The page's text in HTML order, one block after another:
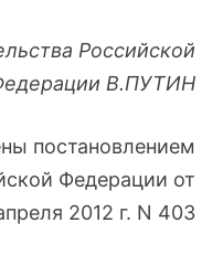
Российской
В.ПУТИН
постановлением
Федерации от
2012 г. N 403